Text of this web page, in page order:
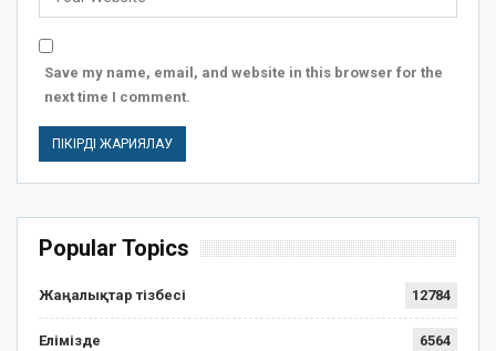
Save my name, email, and website in this browser for the
next time I comment.
Popular Topics
Жаңалықтар тізбесі 12784
Елімізде 6564